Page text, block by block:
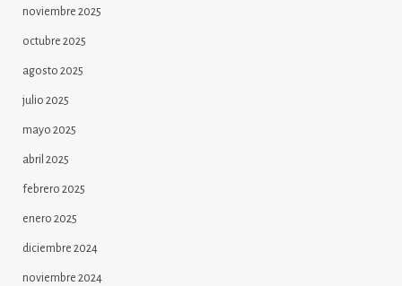
noviembre 2025
octubre 2025
agosto 2025
julio 2025
mayo 2025
abril 2025
febrero 2025
enero 2025
diciembre 2024
noviembre 2024